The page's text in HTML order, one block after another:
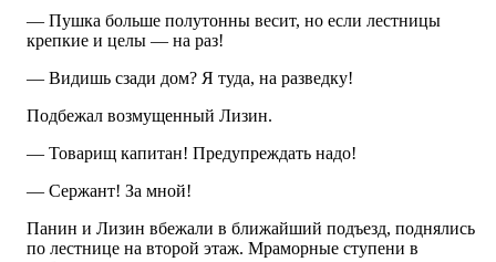
— Пушка больше полутонны весит, но если лестницы
крепкие и целы — на раз!
— Видишь сзади дом? Я туда, на разведку!
Подбежал возмущенный Лизин.
— Товарищ капитан! Предупреждать надо!
— Сержант! За мной!
Панин и Лизин вбежали в ближайший подъезд, поднялись
по лестнице на второй этаж. Мраморные ступени в